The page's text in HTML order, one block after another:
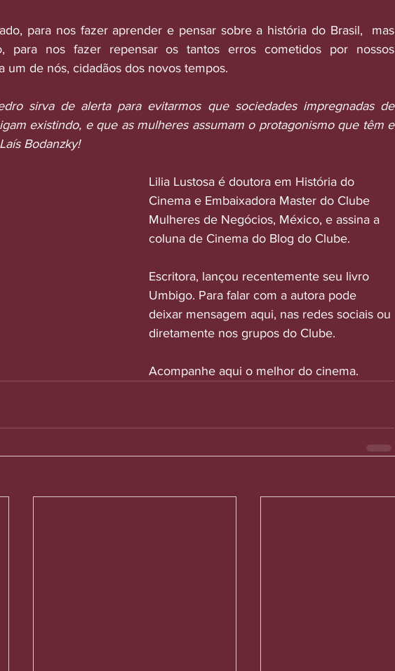
para nos fazer aprender e pensar sobre a história do Brasil,  mas
para nos fazer repensar os tantos erros cometidos por nossos
um de nós, cidadãos dos novos tempos.
sirva de alerta para evitarmos que sociedades impregnadas de
existindo, e que as mulheres assumam o protagonismo que têm e
Bodanzky!
Lilia Lustosa é doutora em História do
Cinema e Embaixadora Master do Clube
Mulheres de Negócios, México, e assina a
coluna de Cinema do Blog do Clube.
Escritora, lançou recentemente seu livro
Umbigo. Para falar com a autora pode
deixar mensagem aqui, nas redes sociais ou
diretamente nos grupos do Clube.
Acompanhe aqui o melhor do cinema.